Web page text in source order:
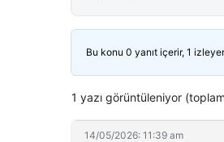
Bu konu 0 yanıt içerir, 1
1 yazı görüntüleniyor
14/05/2026: 11:39 am